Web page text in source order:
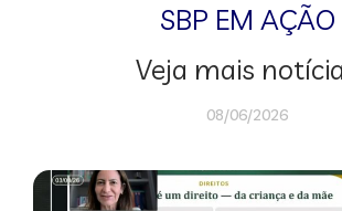
SBP EM AÇÃO
Veja mais
08/06/2026